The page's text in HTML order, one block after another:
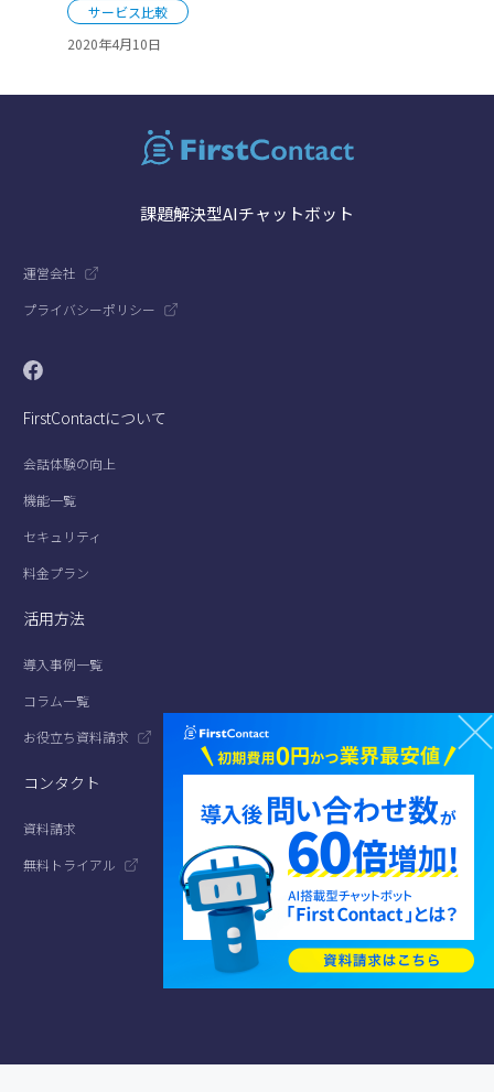
サービス比較
2020年4月10日
課題解決型AIチャットボット
運営会社
プライバシーポリシー
FirstContactについて
会話体験の向上
機能一覧
セキュリティ
料金プラン
活用方法
導入事例一覧
コラム一覧
お役立ち資料請求
コンタクト
資料請求
無料トライアル